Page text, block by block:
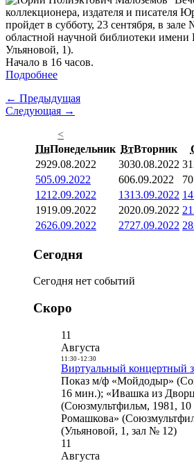
коллекционера, издателя и писателя
пройдет в субботу, 23 сентября, в
областной научной библиотеки
Ульяновой, 1).
Начало в 16 часов.
Подробнее
← Предыдущая
Следующая →
<
ПнПонедельник ВтВторник
2929.08.2022 3030.08.2022 31
505.09.2022 606.09.2022 7
1212.09.2022 1313.09.2022 14
1919.09.2022 2020.09.2022 21
2626.09.2022 2727.09.2022 28
Сегодня
Сегодня нет событий
Скоро
11
Августа
11:30- 12:30
Виртуальный концертный
Показ м/ф «Мойдодыр»
16 мин.); «Ивашка из
(Союзмультфильм, 1981,
Ромашкова»
(Ульяновой, 1, зал № 12)
11
Августа